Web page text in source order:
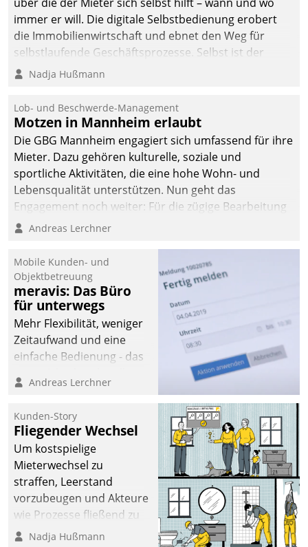
automatisiert, vollständig
und auf Wunsch über
mehrere zuvor
Kommunikationswege bei
immer er will. Die digitale Selbstbedienung erobert
die Immobilienwirtschaft und ebnet den Weg für
selbstlaufende Geschäftsprozesse. Selbst ist der
Kunde und smart der Serviceanbieter.
Nadja Hußmann
Lob- und Beschwerde-Management
Motzen in Mannheim erlaubt
Die GBG Mannheim engagiert sich umfassend für ihre
Mieter. Dazu gehören kulturelle, soziale und
sportliche Aktivitäten, die eine hohe Wohn- und
Lebensqualität unterstützen. Nun geht das
Engagement noch weiter: Für die zügige Bearbeitung
von Beschwerden – oder Lob – richtet das
und Beschwerde-Management einen eigenen Kanal
ein.
Andreas Lerchner
Mobile Kunden- und
Objektbetreuung
meravis: Das Büro
für unterwegs
Mehr Flexibilität, weniger
Zeitaufwand und eine
einfache Bedienung - das
Cockpit für mobile
Datatrain. Die meravis
Wohnungsbau- und
Immobilien GmbH hat
sich dabei für den Betrieb
der Lösung über die SAP
Cloud Platform
entschieden - als erstes
Unternehmen am
Andreas Lerchner
Kunden-Story
Fliegender Wechsel
Um kostspielige
Mieterwechsel zu
straffen, Leerstand
vorzubeugen und Akteure
wie Prozesse fließend zu
vernetzen, nutzt die
Nadja Hußmann